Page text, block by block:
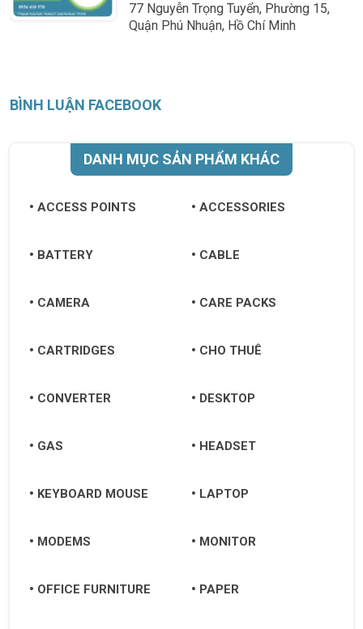
77 Nguyễn Trọng Tuyển, Phường 15,
Quận Phú Nhuận, Hồ Chí Minh
BÌNH LUẬN FACEBOOK
DANH MỤC SẢN PHẨM KHÁC
ACCESS POINTS ACCESSORIES
BATTERY CABLE
CAMERA CARE PACKS
CARTRIDGES CHO THUÊ
CONVERTER DESKTOP
GAS HEADSET
KEYBOARD MOUSE LAPTOP
MODEMS MONITOR
OFFICE FURNITURE PAPER